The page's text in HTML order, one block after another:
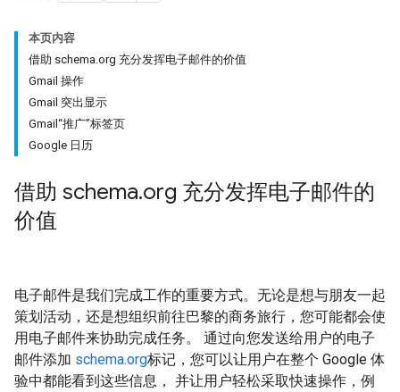
本页内容
借助 schema.org 充分发挥电子邮件的价值
Gmail 操作
Gmail 突出显示
Gmail“推广”标签页
Google 日历
借助 schema.org 充分发挥电子邮件的
价值
电子邮件是我们完成工作的重要方式。无论是想与朋友一起
策划活动，还是想组织前往巴黎的商务旅行，您可能都会使
用电子邮件来协助完成任务。 通过向您发送给用户的电子
邮件添加 schema.org标记，您可以让用户在整个 Google 体
验中都能看到这些信息， 并让用户轻松采取快速操作，例